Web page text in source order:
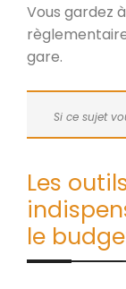
Vous gardez
gare.
Si ce sujet
Les
le